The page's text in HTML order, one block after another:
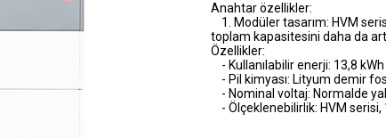
Anahtar özellikler:
1. Modüler tasarım: HVM
toplam kapasitesini daha da
Özellikler:
- Kullanılabilir enerji: 13,8 kWh
- Pil kimyası: Lityum demir
- Nominal voltaj: Normalde
- Ölçeklenebilirlik: HVM